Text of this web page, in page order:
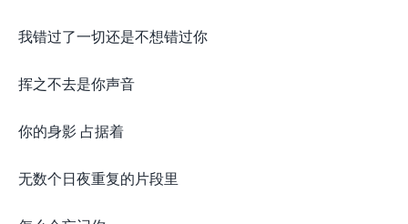
我错过了一切还是不想错过你
挥之不去是你声音
你的身影 占据着
无数个日夜重复的片段里